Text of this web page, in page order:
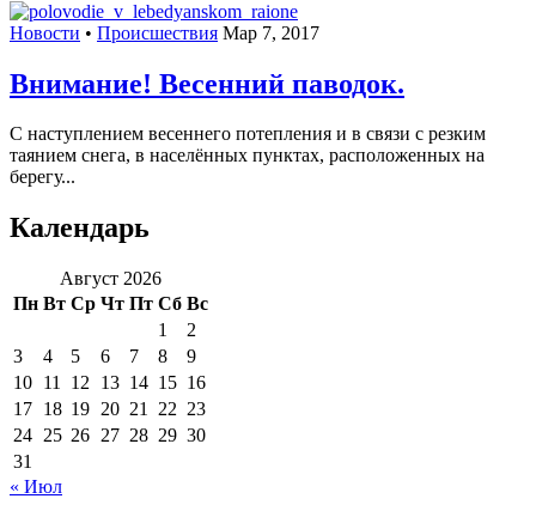
Новости • Происшествия Мар 7, 2017
Внимание! Весенний паводок.
С наступлением весеннего потепления и в связи с резким
таянием снега, в населённых пунктах, расположенных на
берегу...
Календарь
Август 2026
Пн Вт Ср Чт Пт Сб Вс
1
2
3
4 5 6 7 8
9
10 11 12 13 14 15 16
17 18 19 20 21 22 23
24 25 26 27 28 29 30
31
« Июл